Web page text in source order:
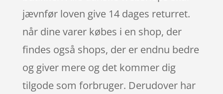
jævnfør loven give 14 dages returret.
når dine varer købes i en shop, der
findes også shops, der er endnu bedre
og giver mere og det kommer dig
tilgode som forbruger. Derudover har